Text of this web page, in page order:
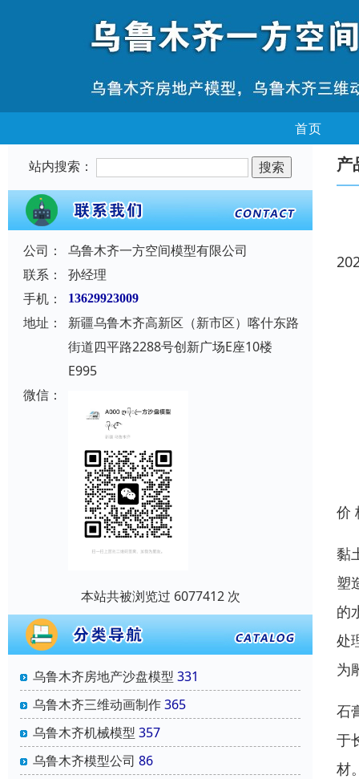
首页
站内搜索：
公司：
乌鲁木齐一方空间模型有限公司
联系：
孙经理
手机：
13629923009
地址：
新疆乌鲁木齐高新区（新市区）喀什东路
街道四平路2288号创新广场E座10楼
E995
微信：
本站共被浏览过 6077412 次
乌鲁木齐房地产沙盘模型 331
乌鲁木齐三维动画制作365
乌鲁木齐机械模型 357
乌鲁木齐模型公司 86
产
价
黏
塑
的
处
为
石
于
材